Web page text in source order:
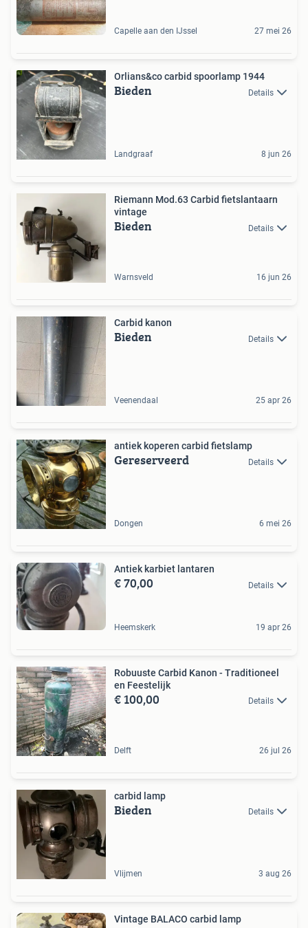
Capelle aan den IJssel 27 mei 26
Orlians&co carbid spoorlamp 1944
Bieden Details
Landgraaf 8 jun 26
Riemann Mod.63 Carbid fietslantaarn
vintage
Bieden Details
Warnsveld 16 jun 26
Carbid kanon
Bieden Details
Veenendaal 25 apr 26
antiek koperen carbid fietslamp
Gereserveerd Details
Dongen 6 mei 26
Antiek karbiet lantaren
€ 70,00 Details
Heemskerk 19 apr 26
Robuuste Carbid Kanon - Traditioneel
en Feestelijk
€ 100,00 Details
Delft 26 jul 26
carbid lamp
Bieden Details
Vlijmen 3 aug 26
Vintage BALACO carbid lamp